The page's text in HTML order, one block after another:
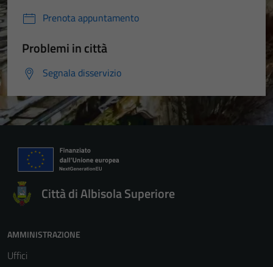
Prenota appuntamento
Problemi in città
Segnala disservizio
Città di Albisola Superiore
AMMINISTRAZIONE
Uffici